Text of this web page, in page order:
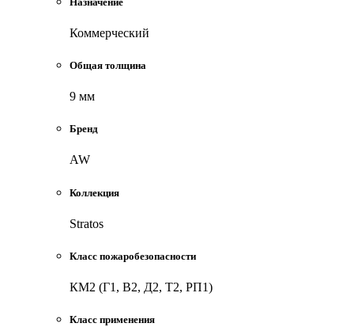
Коммерческий
Общая толщина
9 мм
Бренд
AW
Коллекция
Stratos
Класс пожаробезопасности
КМ2 (Г1, В2, Д2, Т2, РП1)
Класс применения